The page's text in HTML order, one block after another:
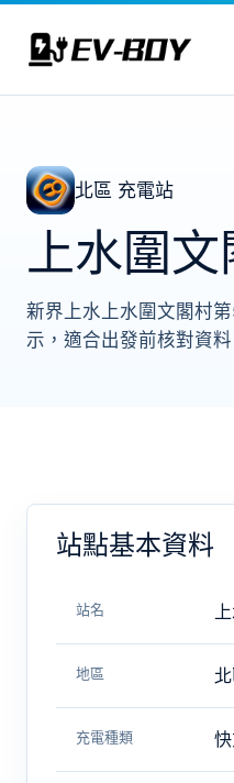
北區 充電站
上水圍文
新界上水上水圍文閣村
示，適合出發前核對資料
站點基本資料
站名
地區
充電種類